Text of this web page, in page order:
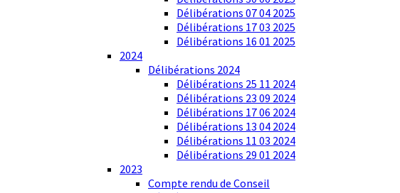
Délibérations 07 04 2025
Délibérations 17 03 2025
Délibérations 16 01 2025
2024
Délibérations 2024
Délibérations 25 11 2024
Délibérations 23 09 2024
Délibérations 17 06 2024
Délibérations 13 04 2024
Délibérations 11 03 2024
Délibérations 29 01 2024
2023
Compte rendu de Conseil